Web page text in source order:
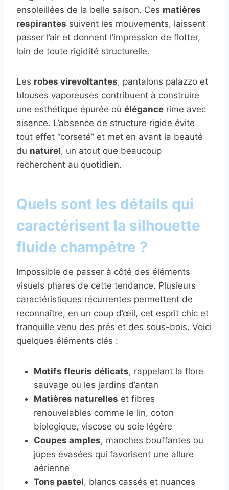
ensoleillées de la belle saison. Ces matières
respirantes suivent les mouvements, laissent
passer l’air et donnent l’impression de flotter,
loin de toute rigidité structurelle.
Les robes virevoltantes, pantalons palazzo et
blouses vaporeuses contribuent à construire
une esthétique épurée où élégance rime avec
aisance. L’absence de structure rigide évite
tout effet “corseté” et met en avant la beauté
du naturel, un atout que beaucoup
recherchent au quotidien.
Quels sont les détails qui
caractérisent la silhouette
fluide champêtre ?
Impossible de passer à côté des éléments
visuels phares de cette tendance. Plusieurs
caractéristiques récurrentes permettent de
reconnaître, en un coup d’œil, cet esprit chic et
tranquille venu des prés et des sous-bois. Voici
quelques éléments clés :
Motifs fleuris délicats, rappelant la flore
sauvage ou les jardins d’antan
Matières naturelles et fibres
renouvelables comme le lin, coton
biologique, viscose ou soie légère
Coupes amples, manches bouffantes ou
jupes évasées qui favorisent une allure
aérienne
Tons pastel, blancs cassés et nuances